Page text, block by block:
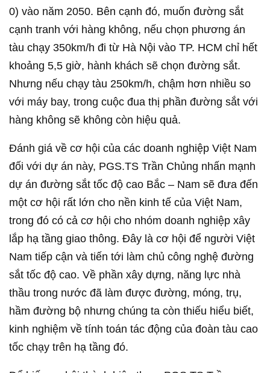
0) vào năm 2050. Bên cạnh đó, muốn đường sắt
cạnh tranh với hàng không, nếu chọn phương án
tàu chạy 350km/h đi từ Hà Nội vào TP. HCM chỉ hết
khoảng 5,5 giờ, hành khách sẽ chọn đường sắt.
Nhưng nếu chạy tàu 250km/h, chậm hơn nhiều so
với máy bay, trong cuộc đua thị phần đường sắt với
hàng không sẽ không còn hiệu quả.
Đánh giá về cơ hội của các doanh nghiệp Việt Nam
đối với dự án này, PGS.TS Trần Chủng nhấn mạnh
dự án đường sắt tốc độ cao Bắc – Nam sẽ đưa đến
một cơ hội rất lớn cho nền kinh tế của Việt Nam,
trong đó có cả cơ hội cho nhóm doanh nghiệp xây
lắp hạ tầng giao thông. Đây là cơ hội để người Việt
Nam tiếp cận và tiến tới làm chủ công nghệ đường
sắt tốc độ cao. Về phần xây dựng, năng lực nhà
thầu trong nước đã làm được đường, móng, trụ,
hầm đường bộ nhưng chúng ta còn thiếu hiểu biết,
kinh nghiệm về tính toán tác động của đoàn tàu cao
tốc chạy trên hạ tầng đó.